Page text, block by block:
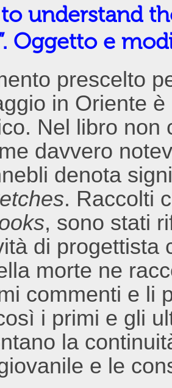
understand
Oggetto e
prescelto
in Oriente
Nel libro non
davvero
denota
. Raccolti
, sono stati
di progettista
morte ne
commenti e li
i primi e gli
la
e le